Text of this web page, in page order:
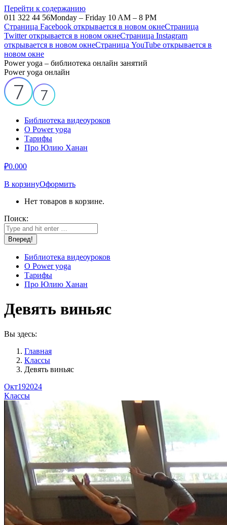
Перейти к содержанию
011 322 44 56Monday – Friday 10 AM – 8 PM
Страница Facebook открывается в новом окнеСтраница
Twitter открывается в новом окнеСтраница Instagram
открывается в новом окнеСтраница YouTube открывается в
новом окне
Power yoga – библиотека онлайн занятий
Power yoga онлайн
Библиотека видеоуроков
О Power yoga
Тарифы
Про Юлию Ханан
₽0.000
В корзинуОформить
Нет товаров в корзине.
Поиск:
Библиотека видеоуроков
О Power yoga
Тарифы
Про Юлию Ханан
Девять виньяс
Вы здесь:
Главная
Классы
Девять виньяс
Окт192024
Классы